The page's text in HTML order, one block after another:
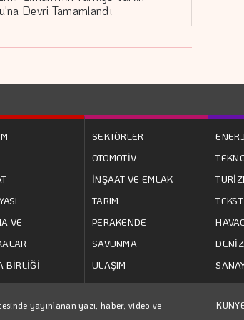
Devri Tamamlandı
VE
BİRLİĞİ
SEKTÖRLER
OTOMOTİV
İNŞAAT VE EMLAK
TARIM
PERAKENDE
SAVUNMA
ULAŞIM
yayınlanan yazı, haber, video ve